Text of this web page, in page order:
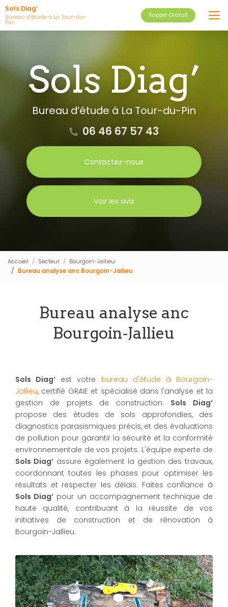
Aller
au
contenu
Sols Diag’
Bureau d’étude à La Tour-du-
Pin
Rappel Gratuit
Bureau d’étude à La Tour-du-Pin
06 46 67 57 43
Contactez-nous
Voir les avis
Accueil Secteur
Bourgoin-Jallieu
Bureau analyse anc Bourgoin-Jallieu
Bureau analyse anc
Bourgoin-Jallieu
Sols Diag’ est votre bureau d'étude à Bourgoin-
Jallieu, certifié GRAIE et spécialisé dans l'analyse et la
gestion de projets de construction. Sols Diag’
propose des études de sols approfondies, des
diagnostics parasismiques précis, et des évaluations
de pollution pour garantir la sécurité et la conformité
environnementale de vos projets. L'équipe experte de
Sols Diag’ assure également la gestion des travaux,
coordonnant toutes les phases pour optimiser les
résultats et respecter les délais. Faites confiance à
Sols Diag’ pour un accompagnement technique de
haute qualité, contribuant à la réussite de vos
initiatives de construction et de rénovation à
Bourgoin-Jallieu.